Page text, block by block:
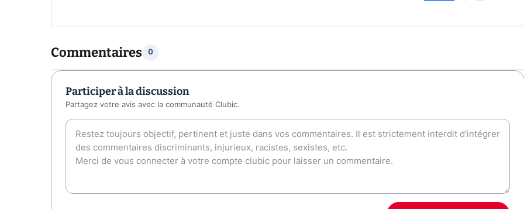
Commentaires 0
Participer à la discussion
Partagez votre avis avec la communauté Clubic.